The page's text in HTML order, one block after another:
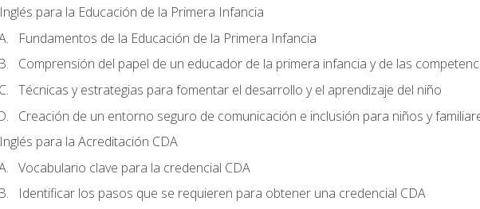
Inglés para la Educación de la Primera Infancia
Fundamentos de la Educación de la Primera Infancia
Comprensión del papel de un educador de la primera infancia y de las
Técnicas y estrategias para fomentar el desarrollo y el aprendizaje del niño
Creación de un entorno seguro de comunicación e inclusión para niños y
Inglés para la Acreditación CDA
Vocabulario clave para la credencial CDA
Identificar los pasos que se requieren para obtener una credencial CDA